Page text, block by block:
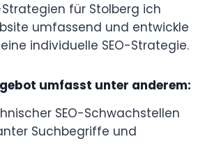
für Stolberg ich
umfassend und entwickle
individuelle SEO-Strategie.
umfasst unter anderem:
SEO-Schwachstellen
Suchbegriffe und